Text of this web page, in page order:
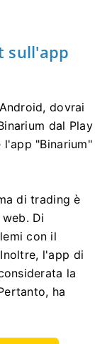
sull'app
dovrai
dal Play
l'app "Binarium"
di trading è
Di
con il
l'app di
la
ha